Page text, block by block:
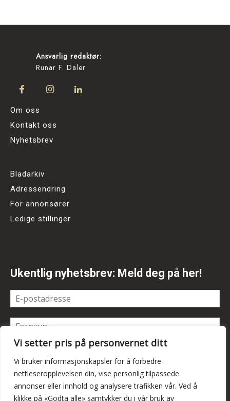
Vi setter pris på personvernet ditt
Vi bruker informasjonskapsler for å forbedre
nettleseropplevelsen din, vise personlig tilpassede
annonser eller innhold og analysere trafikken vår. Ved å
klikke på «Godta alle» samtykker du i vår bruk av
Ansvarlig redaktør:
Runar F. Daler
Om oss
Kontakt oss
Nyhetsbrev
Bladarkiv
Adressendring
For annonsører
Ledige stillinger
Ukentlig nyhetsbrev: Meld deg på her!